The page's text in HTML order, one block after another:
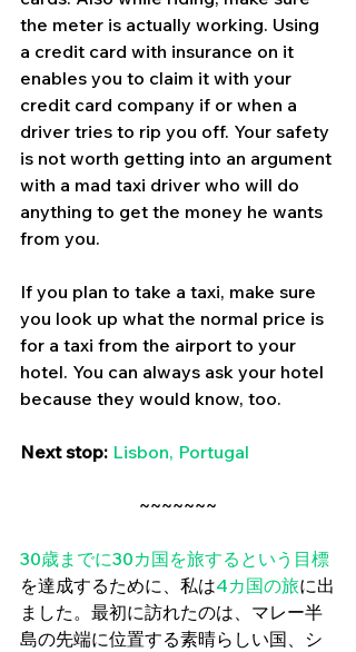
the meter is actually working. Using
a credit card with insurance on it
enables you to claim it with your
credit card company if or when a
driver tries to rip you off. Your safety
is not worth getting into an argument
with a mad taxi driver who will do
anything to get the money he wants
from you.
If you plan to take a taxi, make sure
you look up what the normal price is
for a taxi from the airport to your
hotel. You can always ask your hotel
because they would know, too.
Next stop: Lisbon, Portugal
~~~~~~~
30歳までに30カ国を旅するという目標
を達成するために、私は4カ国の旅に出
ました。最初に訪れたのは、マレー半
島の先端に位置する素晴らしい国、シ